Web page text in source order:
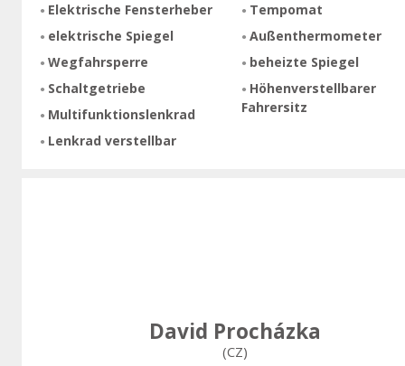
Elektrische Fensterheber
elektrische Spiegel
Wegfahrsperre
Schaltgetriebe
Multifunktionslenkrad
Lenkrad verstellbar
Tempomat
Außenthermometer
beheizte Spiegel
Höhenverstellbarer
Fahrersitz
David Procházka
(CZ)